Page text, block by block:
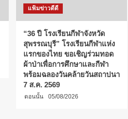
แฟ้มข่าวดีดี
“36 ปี โรงเรียนกีฬาจังหวัด
สุพรรณบุรี” โรงเรียนกีฬาแห่ง
แรกของไทย ขอเชิญร่วมทอด
ผ้าป่าเพื่อการศึกษาและกีฬา
พร้อมฉลองวันคล้ายวันสถาปนา
7 ส.ค. 2569
ตอนนั้น 05/08/2026